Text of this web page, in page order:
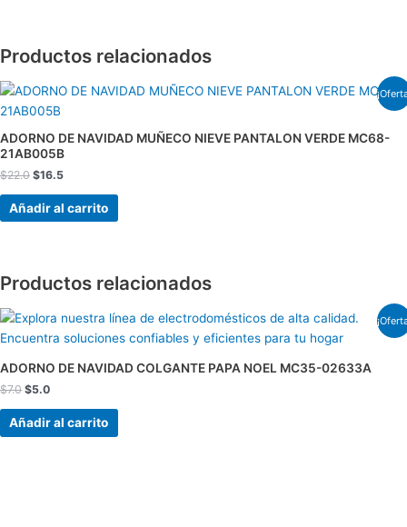
Productos relacionados
ADORNO DE NAVIDAD MUÑECO NIEVE PANTALON VERDE MC68-
21AB005B
$22.0
El
original
era:
$22.0.
$16.5
El
es:
$16.5.
Añadir al carrito
Productos relacionados
ADORNO DE NAVIDAD COLGANTE PAPA NOEL MC35-02633A
$7.0
El
precio
original
$7.0.
$5.0
El
actual
$5.0.
Añadir al carrito